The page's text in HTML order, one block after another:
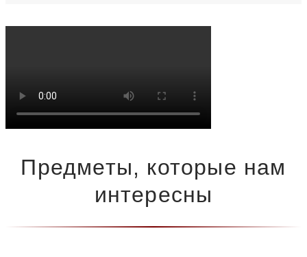
Предметы, которые нам
интересны